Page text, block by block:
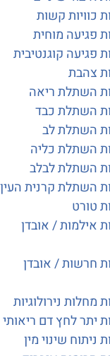
קשות
מוחית
קוגנטיבית
ריאה
כבד
לב
כליה
לבלב
קרנית העין
/ אובדן
/ אובדן
דם ריאותי
מין